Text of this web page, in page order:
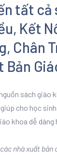
tất cả
Kết
Chân
Bản
sách giáo
cho học
khoa dễ dàng
nhà xuất bản